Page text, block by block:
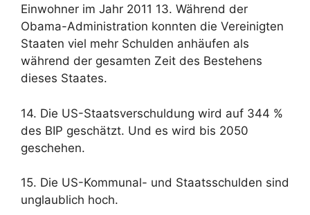
Einwohner im Jahr 2011 13. Während der
Obama-Administration konnten die Vereinigten
Staaten viel mehr Schulden anhäufen als
während der gesamten Zeit des Bestehens
dieses Staates.
14. Die US-Staatsverschuldung wird auf 344 %
des BIP geschätzt. Und es wird bis 2050
geschehen.
15. Die US-Kommunal- und Staatsschulden sind
unglaublich hoch.